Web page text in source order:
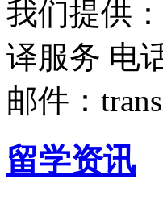
我们提供
译服务 电
邮件：
留学资讯